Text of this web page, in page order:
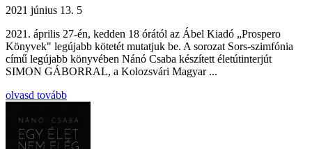
2021 június 13. 5
2021. április 27-én, kedden 18 órától az Ábel Kiadó „Prospero
Könyvek" legújabb kötetét mutatjuk be. A sorozat Sors-szimfónia
című legújabb könyvében Nánó Csaba készített életútinterjút
SIMON GÁBORRAL, a Kolozsvári Magyar ...
olvasd tovább